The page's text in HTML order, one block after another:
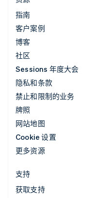
指南
客户案例
博客
社区
Sessions 年度大会
隐私和条款
禁止和限制的业务
牌照
网站地图
Cookie 设置
更多资源
支持
获取支持